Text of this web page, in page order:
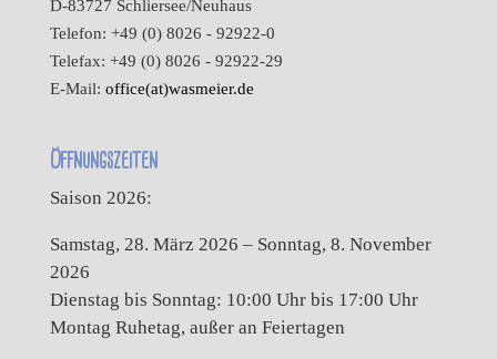
D-83727 Schliersee/Neuhaus
Telefon: +49 (0) 8026 - 92922-0
Telefax: +49 (0) 8026 - 92922-29
E-Mail: office(at)wasmeier.de
Öffnungszeiten
Saison 2026:
Samstag, 28. März 2026 – Sonntag, 8. November
2026
Dienstag bis Sonntag: 10:00 Uhr bis 17:00 Uhr
Montag Ruhetag, außer an Feiertagen